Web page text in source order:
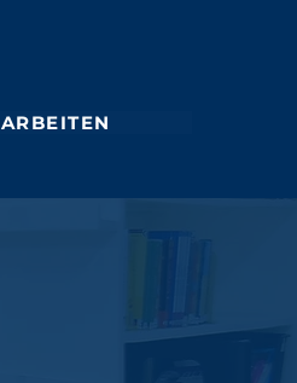
ARBEITEN